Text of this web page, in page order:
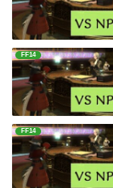
FF14
FF14